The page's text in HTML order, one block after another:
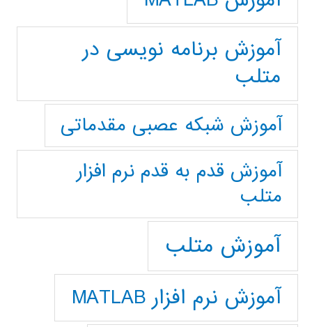
آموزش برنامه نویسی در
متلب
آموزش شبکه عصبی مقدماتی
آموزش قدم به قدم نرم افزار
متلب
آموزش متلب
آموزش نرم افزار MATLAB